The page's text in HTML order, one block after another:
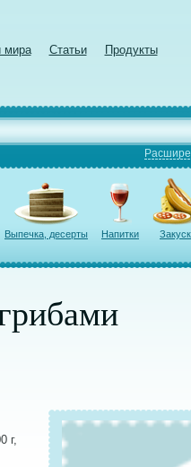
мира Статьи Продукты
Выпечка, десерты Напитки
г,